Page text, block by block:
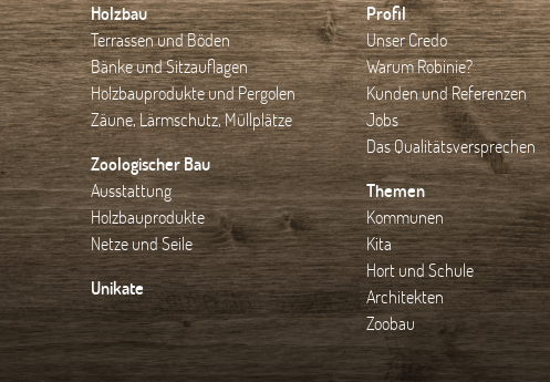
Holzbau
Terrassen und Böden
Bänke und Sitzauflagen
Holzbauprodukte und Pergolen
Zäune, Lärmschutz, Müllplätze
Zoologischer Bau
Ausstattung
Holzbauprodukte
Netze und Seile
Unikate
Profil
Unser Credo
Warum Robinie?
Kunden und Referenzen
Jobs
Das Qualitätsversprechen
Themen
Kommunen
Kita
Hort und Schule
Architekten
Zoobau